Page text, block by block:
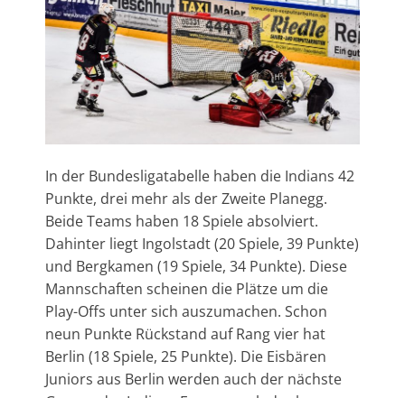
In der Bundesligatabelle haben die Indians 42
Punkte, drei mehr als der Zweite Planegg.
Beide Teams haben 18 Spiele absolviert.
Dahinter liegt Ingolstadt (20 Spiele, 39 Punkte)
und Bergkamen (19 Spiele, 34 Punkte). Diese
Mannschaften scheinen die Plätze um die
Play-Offs unter sich auszumachen. Schon
neun Punkte Rückstand auf Rang vier hat
Berlin (18 Spiele, 25 Punkte). Die Eisbären
Juniors aus Berlin werden auch der nächste